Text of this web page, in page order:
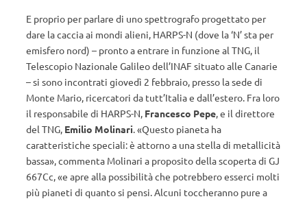
E proprio per parlare di uno spettrografo progettato per
dare la caccia ai mondi alieni, HARPS-N (dove la ‘N’ sta per
emisfero nord) – pronto a entrare in funzione al TNG, il
Telescopio Nazionale Galileo dell’INAF situato alle Canarie
– si sono incontrati giovedì 2 febbraio, presso la sede di
Monte Mario, ricercatori da tutt’Italia e dall’estero. Fra loro
il responsabile di HARPS-N, Francesco Pepe, e il direttore
del TNG, Emilio Molinari. «Questo pianeta ha
caratteristiche speciali: è attorno a una stella di metallicità
bassa», commenta Molinari a proposito della scoperta di GJ
667Cc, «e apre alla possibilità che potrebbero esserci molti
più pianeti di quanto si pensi. Alcuni toccheranno pure a